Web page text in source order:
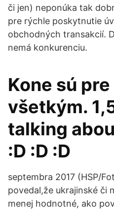
či jen) neponúka tak
pre rýchle poskytnutie
obchodných transakcií.
nemá konkurenciu.
Kone sú
všetkým.
talking
:D :D :D
septembra 2017 (HSP/
povedal,že ukrajinské či
menej hodnotné, ako